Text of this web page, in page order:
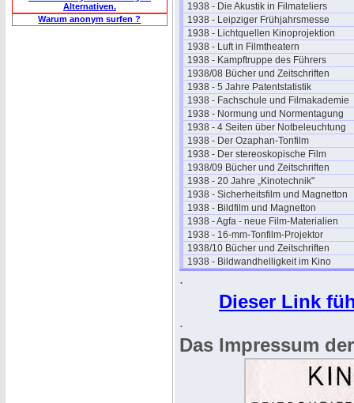
Alternativen.
Warum anonym surfen ?
1938 - Die Akustik in Filmateliers
1938 - Leipziger Frühjahrsmesse
1938 - Lichtquellen Kinoprojektion
1938 - Luft in Filmtheatern
1938 - Kampftruppe des Führers
1938/08 Bücher und Zeitschriften
1938 - 5 Jahre Patentstatistik
1938 - Fachschule und Filmakademie
1938 - Normung und Normentagung
1938 - 4 Seiten über Notbeleuchtung
1938 - Der Ozaphan-Tonfilm
1938 - Der stereoskopische Film
1938/09 Bücher und Zeitschriften
1938 - 20 Jahre „Kinotechnik"
1938 - Sicherheitsfilm und Magnetton
1938 - Bildfilm und Magnetton
1938 - Agfa - neue Film-Materialien
1938 - 16-mm-Tonfilm-Projektor
1938/10 Bücher und Zeitschriften
1938 - Bildwandhelligkeit im Kino
.
Dieser Link
.
Das Impressum